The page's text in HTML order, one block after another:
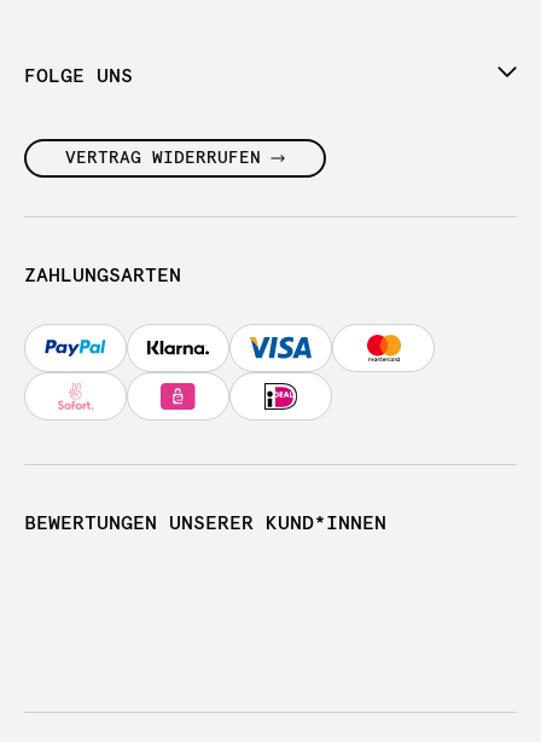
FOLGE UNS
VERTRAG WIDERRUFEN
ZAHLUNGSARTEN
BEWERTUNGEN UNSERER KUND*INNEN